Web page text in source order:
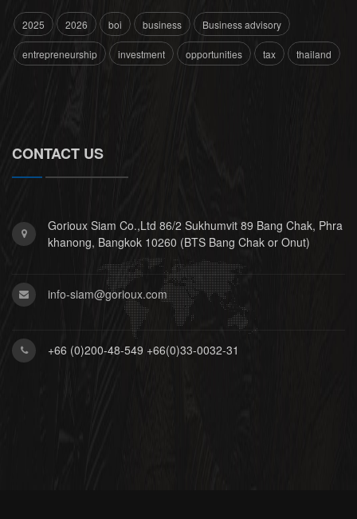
2025 2026 boi business Business advisory
entrepreneurship investment opportunities tax thailand
CONTACT US
Gorioux Siam Co.,Ltd 86/2 Sukhumvit 89 Bang Chak, Phra
khanong, Bangkok 10260 (BTS Bang Chak or Onut)
info-siam@gorioux.com
+66 (0)200-48-549 +66(0)33-0032-31